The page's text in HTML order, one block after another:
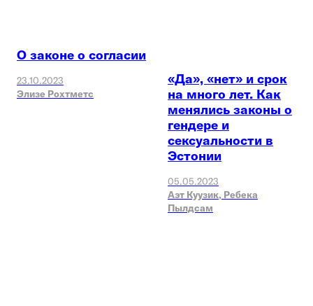
О законе о согласии
23.10.2023
Элизе Рохтметс
«Да», «нет» и срок
на много лет. Как
менялись законы о
гендере и
сексуальности в
Эстонии
05.05.2023
Аэт Куузик, Ребека
Пылдсам